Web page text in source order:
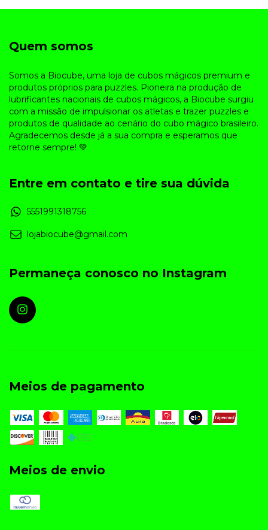
Quem somos
Somos a Biocube, uma loja de cubos mágicos premium e
produtos próprios para puzzles. Pioneira na produção de
lubrificantes nacionais de cubos mágicos, a Biocube surgiu
com a missão de impulsionar os atletas e trazer puzzles e
produtos de qualidade ao cenário do cubo mágico brasileiro.
Agradecemos desde já a sua compra e esperamos que
retorne sempre! 💚
Entre em contato e tire sua dúvida
5551991318756
lojabiocube@gmail.com
Permaneça conosco no Instagram
Meios de pagamento
Meios de envio